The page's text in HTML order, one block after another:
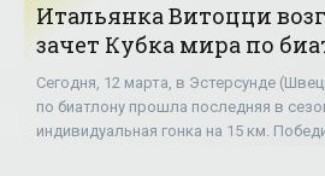
Итальянка Витоцци
зачет Кубка мира по
Меркушина – 32-я -
Сегодня, 12 марта, в Эстерсунде
по биатлону прошла последняя в
индивидуальная гонка на 15 км.